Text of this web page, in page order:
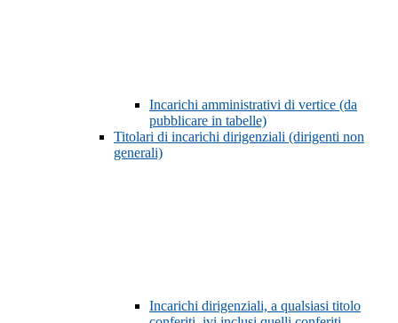
Incarichi amministrativi di vertice (da
pubblicare in tabelle)
Titolari di incarichi dirigenziali (dirigenti non
generali)
Incarichi dirigenziali, a qualsiasi titolo